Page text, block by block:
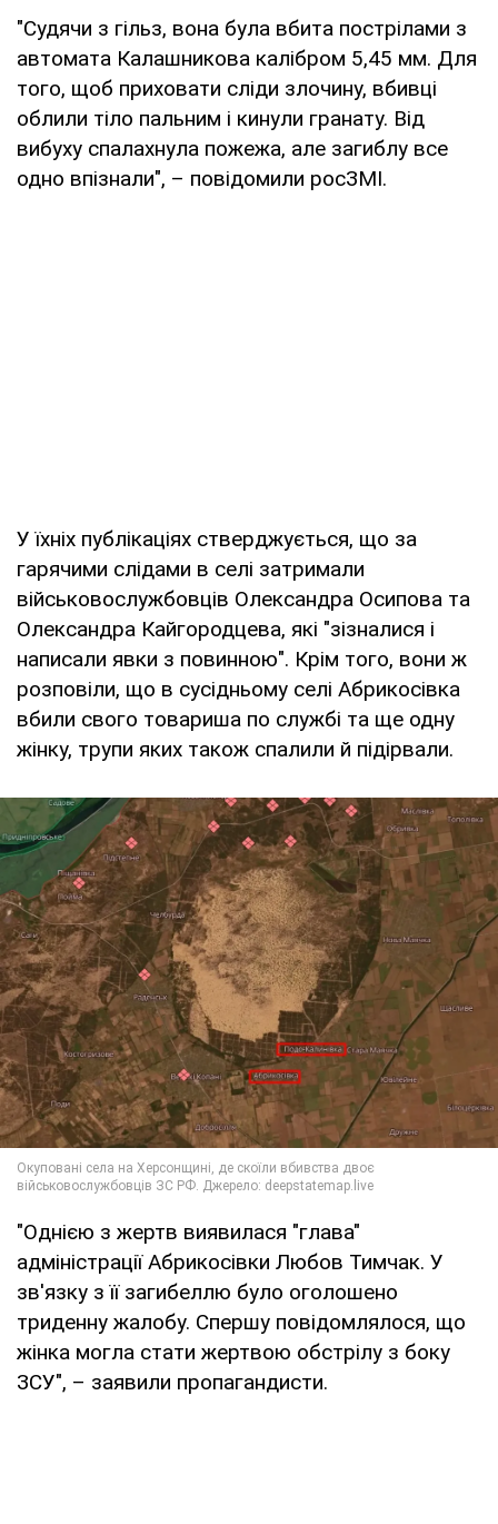
"Судячи з гільз, вона була вбита пострілами з
автомата Калашникова калібром 5,45 мм. Для
того, щоб приховати сліди злочину, вбивці
облили тіло пальним і кинули гранату. Від
вибуху спалахнула пожежа, але загиблу все
одно впізнали", – повідомили росЗМІ.
У їхніх публікаціях стверджується, що за
гарячими слідами в селі затримали
військовослужбовців Олександра Осипова та
Олександра Кайгородцева, які "зізналися і
написали явки з повинною". Крім того, вони ж
розповіли, що в сусідньому селі Абрикосівка
вбили свого товариша по службі та ще одну
жінку, трупи яких також спалили й підірвали.
"Однією з жертв виявилася "глава"
адміністрації Абрикосівки Любов Тимчак. У
зв'язку з її загибеллю було оголошено
триденну жалобу. Спершу повідомлялося, що
жінка могла стати жертвою обстрілу з боку
ЗСУ", – заявили пропагандисти.